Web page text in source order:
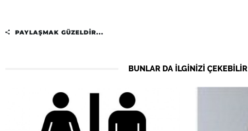
PAYLAŞMAK GÜZELDIR...
BUNLAR DA ILGINIZI ÇEKEBILIR